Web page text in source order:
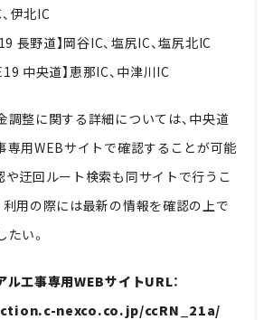
伊北IC
】岡谷IC、塩尻IC、塩尻北IC
中央道】恵那IC、中津川IC
整に関する詳細については、中央道
専用WEBサイトで確認することが可能
や迂回ルート検索も同サイトで行うこ
利用の際には最新の情報を確認の上で
い。
ル工事専用WEBサイトURL：
nexco.co.jp/ccRN_21a/